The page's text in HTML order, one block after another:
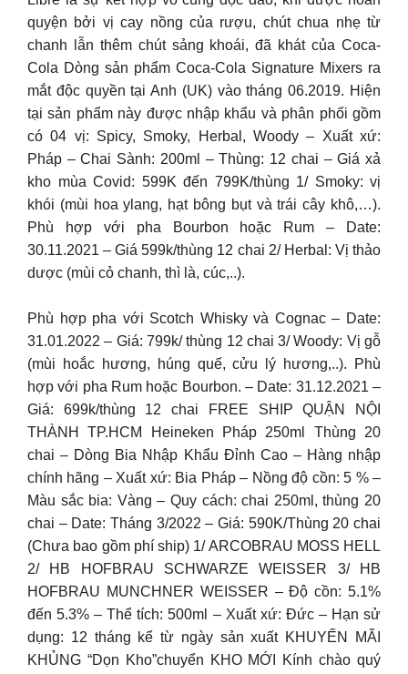
quyện bởi vị cay nồng của rượu, chút chua nhẹ từ
chanh lẫn thêm chút sảng khoái, đã khát của Coca-
Cola Dòng sản phẩm Coca-Cola Signature Mixers ra
mắt độc quyền tại Anh (UK) vào tháng 06.2019. Hiện
tại sản phẩm này được nhập khẩu và phân phối gồm
có 04 vị: Spicy, Smoky, Herbal, Woody – Xuất xứ:
Pháp – Chai Sành: 200ml – Thùng: 12 chai – Giá xả
kho mùa Covid: 599K đến 799K/thùng 1/ Smoky: vị
khói (mùi hoa ylang, hạt bông bụt và trái cây khô,…).
Phù hợp với pha Bourbon hoặc Rum – Date:
30.11.2021 – Giá 599k/thùng 12 chai 2/ Herbal: Vị thảo
dược (mùi cỏ chanh, thì là, cúc,..).
Phù hợp pha với Scotch Whisky và Cognac – Date:
31.01.2022 – Giá: 799k/ thùng 12 chai 3/ Woody: Vị gỗ
(mùi hoắc hương, húng quế, cửu lý hương,..). Phù
hợp với pha Rum hoặc Bourbon. – Date: 31.12.2021 –
Giá: 699k/thùng 12 chai FREE SHIP QUẬN NỘI
THÀNH TP.HCM Heineken Pháp 250ml Thùng 20
chai – Dòng Bia Nhập Khẩu Đỉnh Cao – Hàng nhập
chính hãng – Xuất xứ: Bia Pháp – Nồng độ cồn: 5 % –
Màu sắc bia: Vàng – Quy cách: chai 250ml, thùng 20
chai – Date: Tháng 3/2022 – Giá: 590K/Thùng 20 chai
(Chưa bao gồm phí ship) 1/ ARCOBRAU MOSS HELL
2/ HB HOFBRAU SCHWARZE WEISSER 3/ HB
HOFBRAU MUNCHNER WEISSER – Độ cồn: 5.1%
đến 5.3% – Thể tích: 500ml – Xuất xứ: Đức – Hạn sử
dụng: 12 tháng kể từ ngày sản xuất KHUYẾN MÃI
KHỦNG “Dọn Kho”chuyển KHO MỚI Kính chào quý